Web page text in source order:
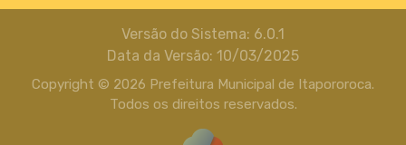
Versão do Sistema: 6.0.1
Data da Versão: 10/03/2025
Copyright © 2026 Prefeitura Municipal de Itapororoca.
Todos os direitos reservados.